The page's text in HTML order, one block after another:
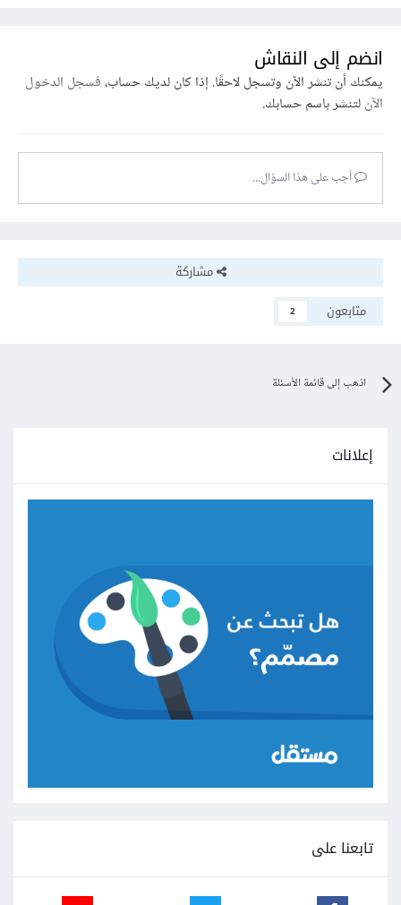
انضم إلى النقاش
يمكنك أن تنشر الآن وتسجل لاحقًا. إذا كان لديك حساب،فسجل الدخول
الآنلتنشر باسم حسابك.
أجب على هذا السؤال...
مشاركة
متابعون
2
اذهب إلى قائمة الأسئلة
إعلانات
تابعنا على